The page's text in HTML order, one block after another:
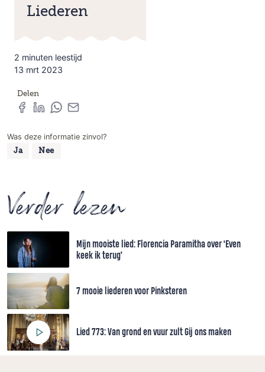
Liederen
2 minuten leestijd
13 mrt 2023
Delen
Was deze informatie zinvol?
Ja Nee
Verder lezen
Mijn mooiste lied: Florencia Paramitha over ‘Even
keek ik terug’
7 mooie liederen voor Pinksteren
Lied 773: Van grond en vuur zult Gij ons maken